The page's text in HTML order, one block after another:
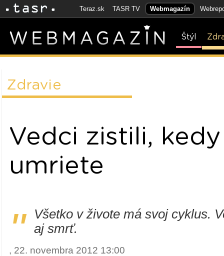
Teraz.sk TASR TV Webmagazín
Štýl
Zdravie
Vedci zistili, kedy
umriete
"
Všetko v živote má svoj cyklus.
aj smrť.
, 22. novembra 2012 13:00